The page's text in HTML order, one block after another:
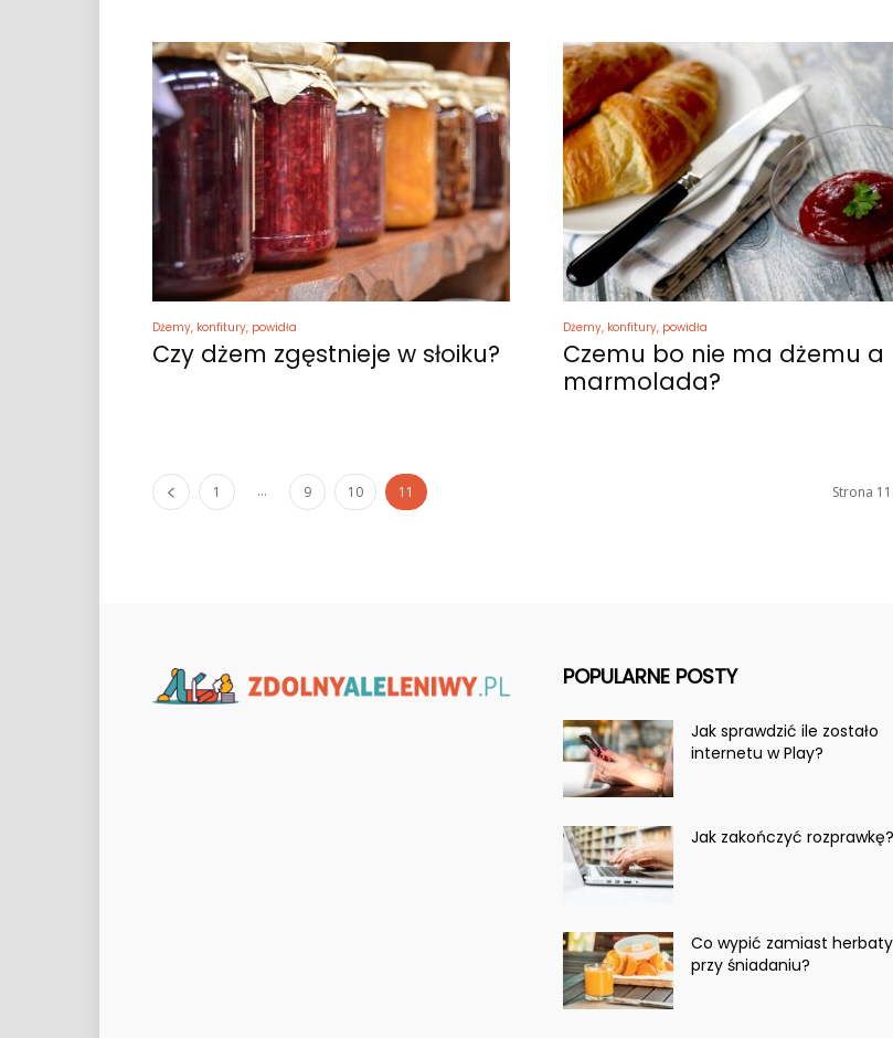
Dżemy, konfitury, powidła
Czy dżem zgęstnieje w słoiku?
Dżemy, konfitury, powidła
Czemu bo nie ma dżemu a
marmolada?
1 ... 9 10 11 Strona 11
POPULARNE POSTY
Jak sprawdzić ile zostało
internetu w Play?
Jak zakończyć rozprawkę?
Co wypić zamiast herbaty
przy śniadaniu?